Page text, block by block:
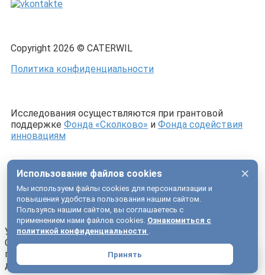
Copyright 2026 © CATERWIL
Политика конфиденциальности
Исследования осуществляются при грантовой
поддержке Фонда «Сколково» и Фонда содействия
инновациям
×
Использование файлов cookies
Мы используем файлы cookies для персонализации и
повышения удобства пользования нашим сайтом.
Пользуясь нашим сайтом, вы соглашаетесь с
применением нами файлов cookies. Ознакомиться с
политикой конфиденциальности .
Принять
Успешно отправлено!
Скоро наш менеджер свяжется с вами для
подтверждения даты и согласования времени тест-
драйва.